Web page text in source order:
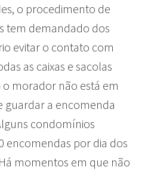
o procedimento de
tem demandado dos
evitar o contato com
as caixas e sacolas
morador não está em
guardar a encomenda
condomínios
encomendas por dia dos
momentos em que não